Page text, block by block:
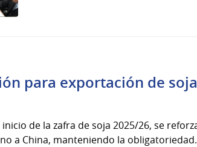
para exportación de
de la zafra de soja 2025/26, se
a China, manteniendo la